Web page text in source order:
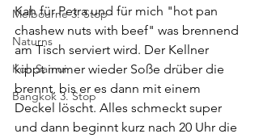
Melbourne 3. Stop
Naturns
Koh Samui
Bangkok 3. Stop
Kah für Petra und für mich "hot pan
chashew nuts with beef" was brennend
am Tisch serviert wird. Der Kellner
kippt immer wieder Soße drüber die
brennt, bis er es dann mit einem
Deckel löscht. Alles schmeckt super
und dann beginnt kurz nach 20 Uhr die